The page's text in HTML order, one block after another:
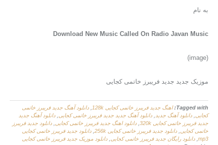
به نام
Download New Music Called On Radio Javan Music
(image)
موزیک جدید جديد فریبرز خاتمی کجایی
Tagged with: اهنگ جديد فریبرز خاتمی کجایی 128k
دانلود آهنگ جديد فریبرز خاتمی
کجایی دانلود آهنگ جدید دانلود آهنگ جدید جديد فریبرز خاتمی کجایی دانلود آهنگ جدید
جديد فریبرز خاتمی کجایی 320k
دانلود اهنگ جديد فریبرز خاتمی کجایی دانلود جديد فریبرز
خاتمی کجایی دانلود جديد فریبرز خاتمی کجایی 256k
دانلود جديد فریبرز خاتمی کجایی
mp3 دانلود رایگان جديد فریبرز خاتمی کجایی دانلود موزیک جديد فریبرز خاتمی کجایی